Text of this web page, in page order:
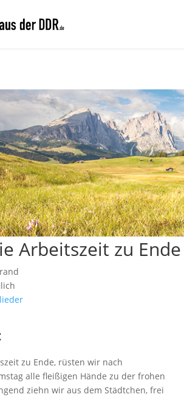
Arbeitszeit zu Ende
zu Ende, rüsten wir nach
alle fleißigen Hände zu der frohen
ziehn wir aus dem Städtchen, frei